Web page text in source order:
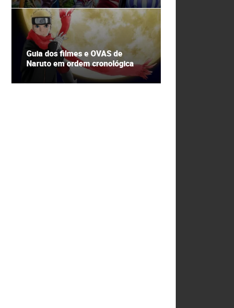
Guia dos filmes e OVAS de
Naruto em ordem cronológica